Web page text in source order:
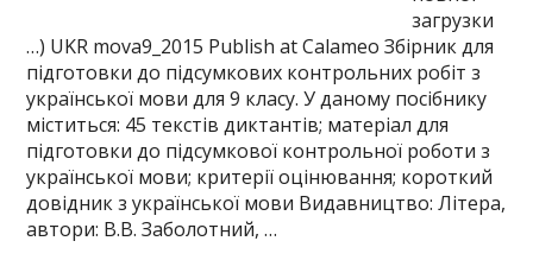
загрузки
…) UKR mova9_2015 Publish at Calameo Збірник для
підготовки до підсумкових контрольних робіт з
української мови для 9 класу. У даному посібнику
міститься: 45 текстів диктантів; матеріал для
підготовки до підсумкової контрольної роботи з
української мови; критерії оцінювання; короткий
довідник з української мови Видавництво: Літера,
автори: В.В. Заболотний, …